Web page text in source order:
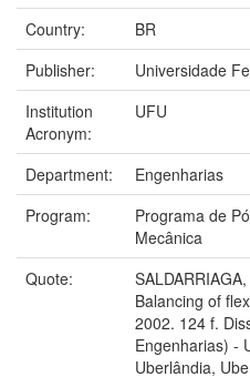
Country:
BR
Publisher:
Universidade
Institution
Acronym:
UFU
Department:
Engenharias
Program:
Programa de
Mecânica
Quote:
Balancing of
2002. 124 f.
Engenharias) -
Uberlândia,